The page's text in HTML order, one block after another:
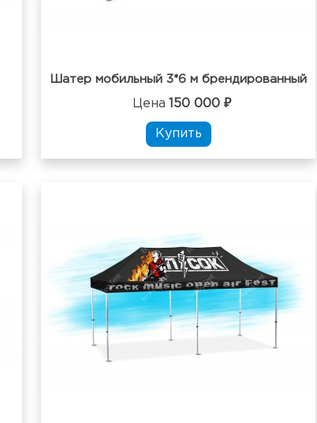
Шатер мобильный 3*6 м брендированный
Цена 150 000 ₽
Купить